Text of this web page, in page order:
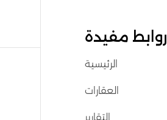
روابط مفيدة
الرئيسية
العقارات
التقارير